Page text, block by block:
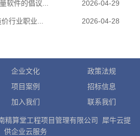
软件的倡议... 2026-04-29
行业职业... 2026-04-28
企业文化
政策法规
项目案例
招标信息
加入我们 联系我们
精算堂工程项目管理有限公司 犀牛云提
供企业云服务